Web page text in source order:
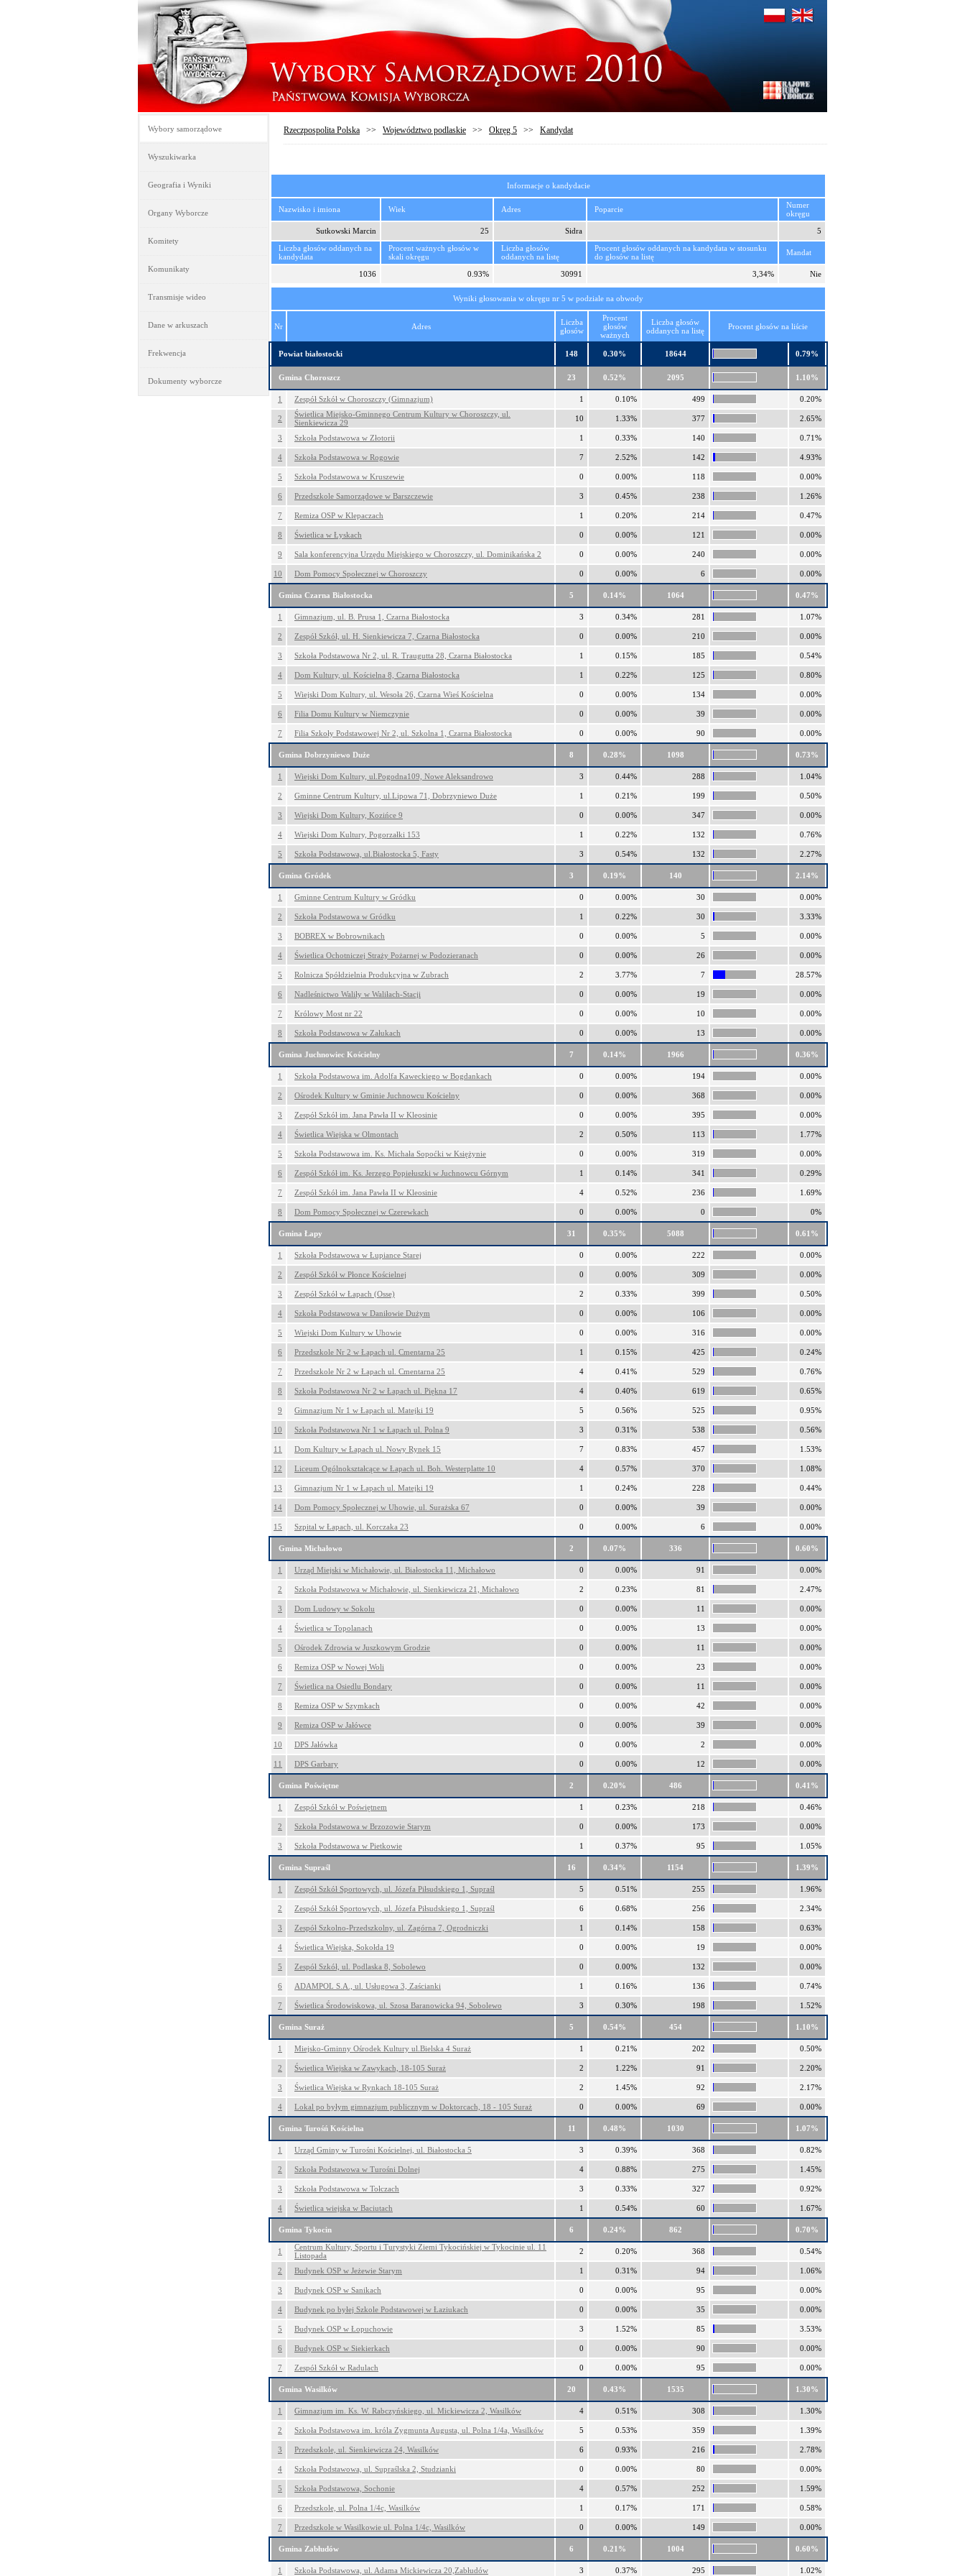
Wybory samorządowe
Wyszukiwarka
Geografia i Wyniki
Organy Wyborcze
Komitety
Komunikaty
Transmisje wideo
Dane w arkuszach
Frekwencja
Dokumenty wyborcze
Rzeczpospolita Polska >> Województwo podlaskie >> Okręg 5 >> Kandydat
Informacje o kandydacie
Nazwisko i imiona Wiek Adres Poparcie
Numer
okręgu
Sutkowski Marcin
25 Sidra
5
Liczba głosów oddanych na
kandydata
Procent ważnych głosów w
skali okręgu
Liczba głosów
oddanych na listę
Procent głosów oddanych na kandydata w stosunku
do głosów na listę
Mandat
1036 0.93% 30991 3,34% Nie
Wyniki głosowania w okręgu nr 5 w podziale na obwody
Nr Adres
Liczba
głosów
Procent
głosów
ważnych
Liczba głosów
oddanych na listę
Procent głosów na liście
Powiat białostocki 148 0.30% 18644 0.79%
Gmina Choroszcz 23 0.52% 2095 1.10%
1 Zespół Szkół w Choroszczy (Gimnazjum) 1 0.10% 499 0.20%
2
Świetlica Miejsko-Gminnego Centrum Kultury w Choroszczy, ul.
Sienkiewicza 29
10 1.33% 377 2.65%
3 Szkoła Podstawowa w Złotorii 1 0.33% 140 0.71%
4 Szkoła Podstawowa w Rogowie 7 2.52% 142 4.93%
5 Szkoła Podstawowa w Kruszewie 0 0.00% 118 0.00%
6 Przedszkole Samorządowe w Barszczewie 3 0.45% 238 1.26%
7 Remiza OSP w Klepaczach 1 0.20% 214 0.47%
8 Świetlica w Łyskach 0 0.00% 121 0.00%
9 Sala konferencyjna Urzędu Miejskiego w Choroszczy, ul. Dominikańska 2 0 0.00% 240 0.00%
10 Dom Pomocy Społecznej w Choroszczy 0 0.00% 6 0.00%
Gmina Czarna Białostocka 5 0.14% 1064 0.47%
1 Gimnazjum, ul. B. Prusa 1, Czarna Białostocka 3 0.34% 281 1.07%
2 Zespół Szkół, ul. H. Sienkiewicza 7, Czarna Białostocka 0 0.00% 210 0.00%
3 Szkoła Podstawowa Nr 2, ul. R. Traugutta 28, Czarna Białostocka 1 0.15% 185 0.54%
4 Dom Kultury, ul. Kościelna 8, Czarna Białostocka 1 0.22% 125 0.80%
5 Wiejski Dom Kultury, ul. Wesoła 26, Czarna Wieś Kościelna 0 0.00% 134 0.00%
6 Filia Domu Kultury w Niemczynie 0 0.00% 39 0.00%
7 Filia Szkoły Podstawowej Nr 2, ul. Szkolna 1, Czarna Białostocka 0 0.00% 90 0.00%
Gmina Dobrzyniewo Duże 8 0.28% 1098 0.73%
1 Wiejski Dom Kultury, ul.Pogodna109, Nowe Aleksandrowo 3 0.44% 288 1.04%
2 Gminne Centrum Kultury, ul.Lipowa 71, Dobrzyniewo Duże 1 0.21% 199 0.50%
3 Wiejski Dom Kultury, Kozińce 9 0 0.00% 347 0.00%
4 Wiejski Dom Kultury, Pogorzałki 153 1 0.22% 132 0.76%
5 Szkoła Podstawowa, ul.Białostocka 5, Fasty 3 0.54% 132 2.27%
Gmina Gródek 3 0.19% 140 2.14%
1 Gminne Centrum Kultury w Gródku 0 0.00% 30 0.00%
2 Szkoła Podstawowa w Gródku 1 0.22% 30 3.33%
3 BOBREX w Bobrownikach 0 0.00% 5 0.00%
4 Świetlica Ochotniczej Straży Pożarnej w Podozieranach 0 0.00% 26 0.00%
5 Rolnicza Spółdzielnia Produkcyjna w Zubrach 2 3.77% 7 28.57%
6 Nadleśnictwo Waliły w Waliłach-Stacji 0 0.00% 19 0.00%
7 Królowy Most nr 22 0 0.00% 10 0.00%
8 Szkoła Podstawowa w Załukach 0 0.00% 13 0.00%
Gmina Juchnowiec Kościelny 7 0.14% 1966 0.36%
1 Szkoła Podstawowa im. Adolfa Kaweckiego w Bogdankach 0 0.00% 194 0.00%
2 Ośrodek Kultury w Gminie Juchnowcu Kościelny 0 0.00% 368 0.00%
3 Zespół Szkół im. Jana Pawła II w Kleosinie 0 0.00% 395 0.00%
4 Świetlica Wiejska w Olmontach 2 0.50% 113 1.77%
5 Szkoła Podstawowa im. Ks. Michała Sopoćki w Księżynie 0 0.00% 319 0.00%
6 Zespół Szkół im. Ks. Jerzego Popiełuszki w Juchnowcu Górnym 1 0.14% 341 0.29%
7 Zespół Szkół im. Jana Pawła II w Kleosinie 4 0.52% 236 1.69%
8 Dom Pomocy Społecznej w Czerewkach 0 0.00% 0 0%
Gmina Łapy 31 0.35% 5088 0.61%
1 Szkoła Podstawowa w Łupiance Starej 0 0.00% 222 0.00%
2 Zespół Szkół w Płonce Kościelnej 0 0.00% 309 0.00%
3 Zespół Szkół w Łapach (Osse) 2 0.33% 399 0.50%
4 Szkoła Podstawowa w Daniłowie Dużym 0 0.00% 106 0.00%
5 Wiejski Dom Kultury w Uhowie 0 0.00% 316 0.00%
6 Przedszkole Nr 2 w Łapach ul. Cmentarna 25 1 0.15% 425 0.24%
7 Przedszkole Nr 2 w Łapach ul. Cmentarna 25 4 0.41% 529 0.76%
8 Szkoła Podstawowa Nr 2 w Łapach ul. Piękna 17 4 0.40% 619 0.65%
9 Gimnazjum Nr 1 w Łapach ul. Matejki 19 5 0.56% 525 0.95%
10 Szkoła Podstawowa Nr 1 w Łapach ul. Polna 9 3 0.31% 538 0.56%
11 Dom Kultury w Łapach ul. Nowy Rynek 15 7 0.83% 457 1.53%
12 Liceum Ogólnokształcące w Łapach ul. Boh. Westerplatte 10 4 0.57% 370 1.08%
13 Gimnazjum Nr 1 w Łapach ul. Matejki 19 1 0.24% 228 0.44%
14 Dom Pomocy Społecznej w Uhowie, ul. Surażska 67 0 0.00% 39 0.00%
15 Szpital w Łapach, ul. Korczaka 23 0 0.00% 6 0.00%
Gmina Michałowo 2 0.07% 336 0.60%
1 Urząd Miejski w Michałowie, ul. Białostocka 11, Michałowo 0 0.00% 91 0.00%
2 Szkoła Podstawowa w Michałowie, ul. Sienkiewicza 21, Michałowo 2 0.23% 81 2.47%
3 Dom Ludowy w Sokolu 0 0.00% 11 0.00%
4 Świetlica w Topolanach 0 0.00% 13 0.00%
5 Ośrodek Zdrowia w Juszkowym Grodzie 0 0.00% 11 0.00%
6 Remiza OSP w Nowej Woli 0 0.00% 23 0.00%
7 Świetlica na Osiedlu Bondary 0 0.00% 11 0.00%
8 Remiza OSP w Szymkach 0 0.00% 42 0.00%
9 Remiza OSP w Jałówce 0 0.00% 39 0.00%
10 DPS Jałówka 0 0.00% 2 0.00%
11 DPS Garbary 0 0.00% 12 0.00%
Gmina Poświętne 2 0.20% 486 0.41%
1 Zespół Szkół w Poświętnem 1 0.23% 218 0.46%
2 Szkoła Podstawowa w Brzozowie Starym 0 0.00% 173 0.00%
3 Szkoła Podstawowa w Pietkowie 1 0.37% 95 1.05%
Gmina Supraśl 16 0.34% 1154 1.39%
1 Zespół Szkół Sportowych, ul. Józefa Piłsudskiego 1, Supraśl 5 0.51% 255 1.96%
2 Zespół Szkół Sportowych, ul. Józefa Piłsudskiego 1, Supraśl 6 0.68% 256 2.34%
3 Zespół Szkolno-Przedszkolny, ul. Zagórna 7, Ogrodniczki 1 0.14% 158 0.63%
4 Świetlica Wiejska, Sokołda 19 0 0.00% 19 0.00%
5 Zespół Szkół, ul. Podlaska 8, Sobolewo 0 0.00% 132 0.00%
6 ADAMPOL S.A., ul. Usługowa 3, Zaścianki 1 0.16% 136 0.74%
7 Świetlica Środowiskowa, ul. Szosa Baranowicka 94, Sobolewo 3 0.30% 198 1.52%
Gmina Suraż 5 0.54% 454 1.10%
1 Miejsko-Gminny Ośrodek Kultury ul.Bielska 4 Suraż 1 0.21% 202 0.50%
2 Świetlica Wiejska w Zawykach, 18-105 Suraż 2 1.22% 91 2.20%
3 Świetlica Wiejska w Rynkach 18-105 Suraż 2 1.45% 92 2.17%
4 Lokal po byłym gimnazjum publicznym w Doktorcach, 18 - 105 Suraż 0 0.00% 69 0.00%
Gmina Turośń Kościelna 11 0.48% 1030 1.07%
1 Urząd Gminy w Turośni Kościelnej, ul. Białostocka 5 3 0.39% 368 0.82%
2 Szkoła Podstawowa w Turośni Dolnej 4 0.88% 275 1.45%
3 Szkoła Podstawowa w Tołczach 3 0.33% 327 0.92%
4 Świetlica wiejska w Baciutach 1 0.54% 60 1.67%
Gmina Tykocin 6 0.24% 862 0.70%
1
Centrum Kultury, Sportu i Turystyki Ziemi Tykocińskiej w Tykocinie ul. 11
Listopada
2 0.20% 368 0.54%
2 Budynek OSP w Jeżewie Starym 1 0.31% 94 1.06%
3 Budynek OSP w Sanikach 0 0.00% 95 0.00%
4 Budynek po byłej Szkole Podstawowej w Łaziukach 0 0.00% 35 0.00%
5 Budynek OSP w Łopuchowie 3 1.52% 85 3.53%
6 Budynek OSP w Siekierkach 0 0.00% 90 0.00%
7 Zespół Szkół w Radulach 0 0.00% 95 0.00%
Gmina Wasilków 20 0.43% 1535 1.30%
1 Gimnazjum im. Ks. W. Rabczyńskiego, ul. Mickiewicza 2, Wasilków 4 0.51% 308 1.30%
2 Szkoła Podstawowa im. króla Zygmunta Augusta, ul. Polna 1/4a, Wasilków 5 0.53% 359 1.39%
3 Przedszkole, ul. Sienkiewicza 24, Wasilków 6 0.93% 216 2.78%
4 Szkoła Podstawowa, ul. Supraślska 2, Studzianki 0 0.00% 80 0.00%
5 Szkoła Podstawowa, Sochonie 4 0.57% 252 1.59%
6 Przedszkole, ul. Polna 1/4c, Wasilków 1 0.17% 171 0.58%
7 Przedszkole w Wasilkowie ul. Polna 1/4c, Wasilków 0 0.00% 149 0.00%
Gmina Zabłudów 6 0.21% 1004 0.60%
1 Szkoła Podstawowa, ul. Adama Mickiewicza 20,Zabłudów 3 0.37% 295 1.02%